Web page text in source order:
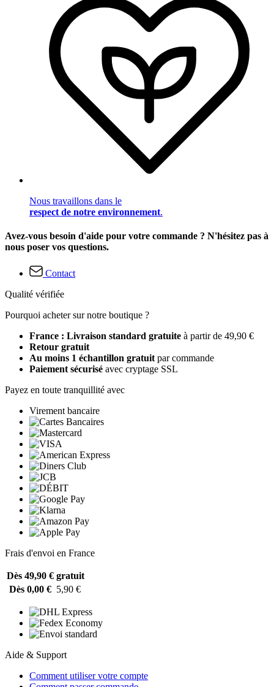
Nous travaillons dans le
respect de notre environnement.
Avez-vous besoin d'aide pour votre commande ? N'hésitez pas à
nous poser vos questions.
Contact
Qualité vérifiée
Pourquoi acheter sur notre boutique ?
France : Livraison standard gratuite à partir de 49,90 €
Retour gratuit
Au moins 1 échantillon gratuit par commande
Paiement sécurisé avec cryptage SSL
Payez en toute tranquillité avec
Virement bancaire
Frais d'envoi en France
Dès 49,90 € gratuit
Dès 0,00 € 5,90 €
Aide & Support
Comment utiliser votre compte